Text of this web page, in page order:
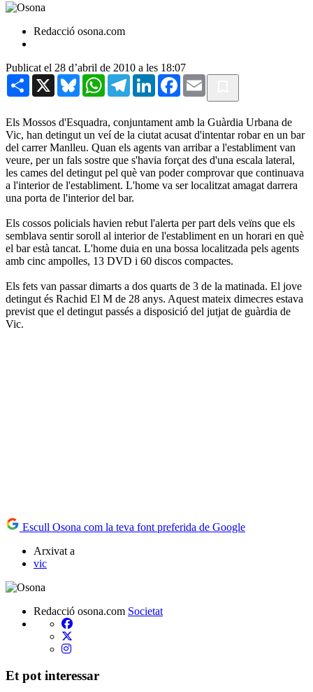
Redacció osona.com
Publicat el 28 d’abril de 2010 a les 18:07
Share X BlueskyWhatsAppTelegramLinkedInFacebook
Email
Els Mossos d'Esquadra, conjuntament amb la Guàrdia Urbana de
Vic, han detingut un veí de la ciutat acusat d'intentar robar en un bar
del carrer Manlleu. Quan els agents van arribar a l'establiment van
veure, per un fals sostre que s'havia forçat des d'una escala lateral,
les cames del detingut pel què van poder comprovar que continuava
a l'interior de l'establiment. L'home va ser localitzat amagat darrera
una porta de l'interior del bar.
Els cossos policials havien rebut l'alerta per part dels veïns que els
semblava sentir soroll al interior de l'establiment en un horari en què
el bar està tancat. L'home duia en una bossa localitzada pels agents
amb cinc ampolles, 13 DVD i 60 discos compactes.
Els fets van passar dimarts a dos quarts de 3 de la matinada. El jove
detingut és Rachid El M de 28 anys. Aquest mateix dimecres estava
previst que el detingut passés a disposició del jutjat de guàrdia de
Vic.
Escull Osona com la teva font preferida de Google
Arxivat a
vic
Redacció osona.com Societat
Et pot interessar